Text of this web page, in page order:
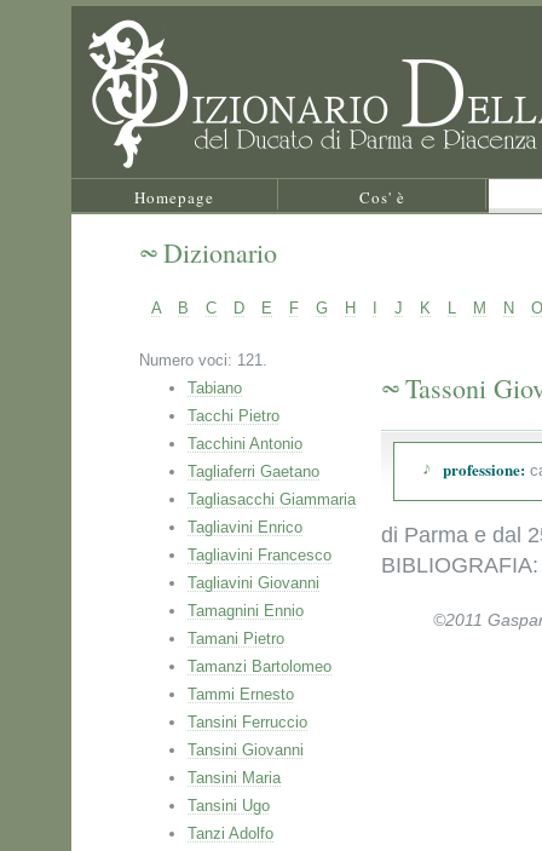
Homepage Cos' è
Dizionario
A B C D E F G H J K L M N O
Numero voci: 121.
Tabiano
Tacchi Pietro
Tacchini Antonio
Tagliaferri Gaetano
Tagliasacchi Giammaria
Tagliavini Enrico
Tagliavini Francesco
Tagliavini Giovanni
Tamagnini Ennio
Tamani Pietro
Tamanzi Bartolomeo
Tammi Ernesto
Tansini Ferruccio
Tansini Giovanni
Tansini Maria
Tansini Ugo
Tanzi Adolfo
Tassoni
professione:
di Parma e dal
©2011